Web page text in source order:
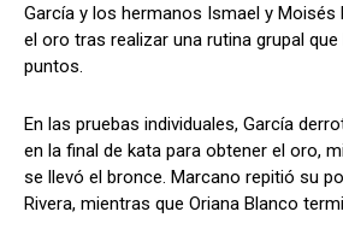
García y los hermanos Ismael y Moisés
el oro tras realizar una rutina grupal
puntos.
En las pruebas individuales, García
en la final de kata para obtener el oro,
se llevó el bronce. Marcano repitió su
Rivera, mientras que Oriana Blanco